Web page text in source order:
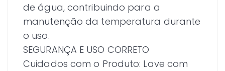
de água, contribuindo para a
manutenção da temperatura durante
o uso.
SEGURANÇA E USO CORRETO
Cuidados com o Produto: Lave com